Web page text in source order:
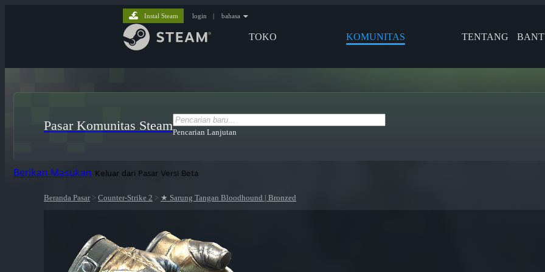
TOKO KOMUNITAS TENTANG
Instal Steam login | bahasa
Pasar Komunitas SteamPencarian Lanjutan
Berikan Masukan Keluar dari Pasar Versi Beta
Beranda Pasar> Counter-Strike 2 > ★ Sarung Tangan Bloodhound | Bronzed